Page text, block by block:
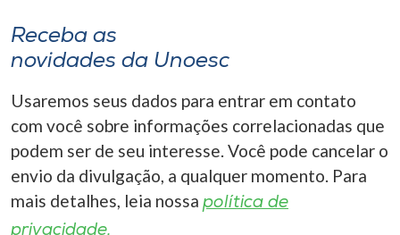
A-
Receba as
novidades da Unoesc
Usaremos seus dados para entrar em contato
com você sobre informações correlacionadas que
podem ser de seu interesse. Você pode cancelar o
envio da divulgação, a qualquer momento. Para
mais detalhes, leia nossa política de
privacidade.